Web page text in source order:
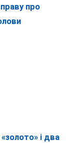
про
і два